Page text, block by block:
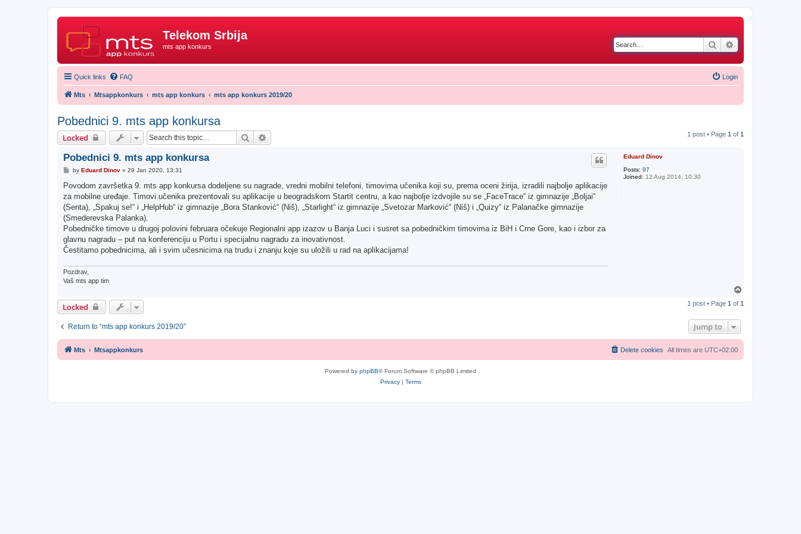
Telekom Srbija
mts app konkurs Search
Quick links FAQ Login
Mts Mtsappkonkurs mts app konkurs mts app konkurs 2019/20
Pobednici 9. mts app konkursa
Locked Search 1 post • Page 1 of 1
Eduard Dinov
Posts: 97
Joined: 12 Aug 2014, 10:30
Pobednici 9. mts app konkursa
P
s
by Eduard Dinov» 29 Jan 2020, 13:31
Povodom završetka 9. mts app konkursa dodeljene su nagrade, vredni mobilni telefoni, timovima učenika koji su, prema oceni žirija, izradili najbolje aplikacije
za mobilne uređaje. Timovi učenika prezentovali su aplikacije u beogradskom Startit centru, a kao najbolje izdvojile su se „FaceTrace“ iz gimnazije „Boljai“
(Senta), „Spakuj se!“ i „HelpHub“ iz gimnazije „Bora Stanković“ (Niš), „Starlight“ iz gimnazije „Svetozar Marković“ (Niš) i „Quizy“ iz Palanačke gimnazije
(Smederevska Palanka).
Pobedničke timove u drugoj polovini februara očekuje Regionalni app izazov u Banja Luci i susret sa pobedničkim timovima iz BiH i Crne Gore, kao i izbor za
glavnu nagradu – put na konferenciju u Portu i specijalnu nagradu za inovativnost.
Čestitamo pobednicima, ali i svim učesnicima na trudu i znanju koje su uložili u rad na aplikacijama!
Pozdrav,
Vaš mts app tim
p
Locked 1 post • Page 1 of 1
Return to “mts app konkurs 2019/20” Jump to
Mts Mtsappkonkurs All times are UTC+02:00
Delete cookies
Powered by phpBB® Forum Software © phpBB Limited
Privacy| Terms